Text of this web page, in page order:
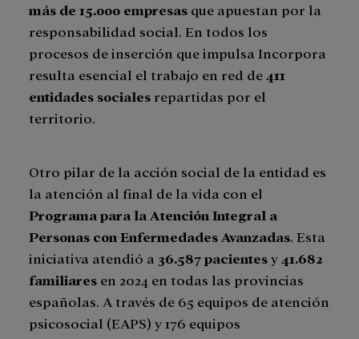
más de 15.000 empresas que apuestan por la
responsabilidad social. En todos los
procesos de inserción que impulsa Incorpora
resulta esencial el trabajo en red de 411
entidades sociales repartidas por el
territorio.
Otro pilar de la acción social de la entidad es
la atención al final de la vida con el
Programa para la Atención Integral a
Personas con Enfermedades Avanzadas . Esta
iniciativa atendió a 36.587 pacientesy 41.682
familiares en 2024 en todas las provincias
españolas. A través de 65 equipos de atención
psicosocial (EAPS) y 176 equipos